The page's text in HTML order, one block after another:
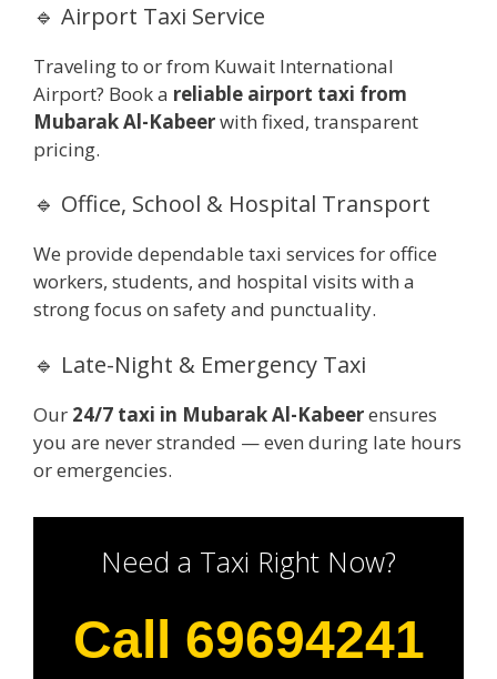
🔹 Airport Taxi Service
Traveling to or from Kuwait International
Airport? Book a reliable airport taxi from
Mubarak Al-Kabeerwith fixed, transparent
pricing.
🔹 Office, School & Hospital Transport
We provide dependable taxi services for office
workers, students, and hospital visits with a
strong focus on safety and punctuality.
🔹 Late-Night & Emergency Taxi
Our 24/7 taxi in Mubarak Al-Kabeerensures
you are never stranded — even during late hours
or emergencies.
Need a Taxi Right Now?
Call 69694241